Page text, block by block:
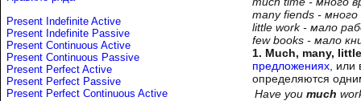
Present Indefinite Active
Present Indefinite Passive
Present Continuous Active
Present Continuous Passive
Present Perfect Active
Present Perfect Passive
Present Perfect Continuous Active
many fiends - много
little work - мало
few books - мало
1. Much, many,
предложениях ,
определяются
Have you much